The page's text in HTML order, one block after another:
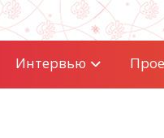
Интервью